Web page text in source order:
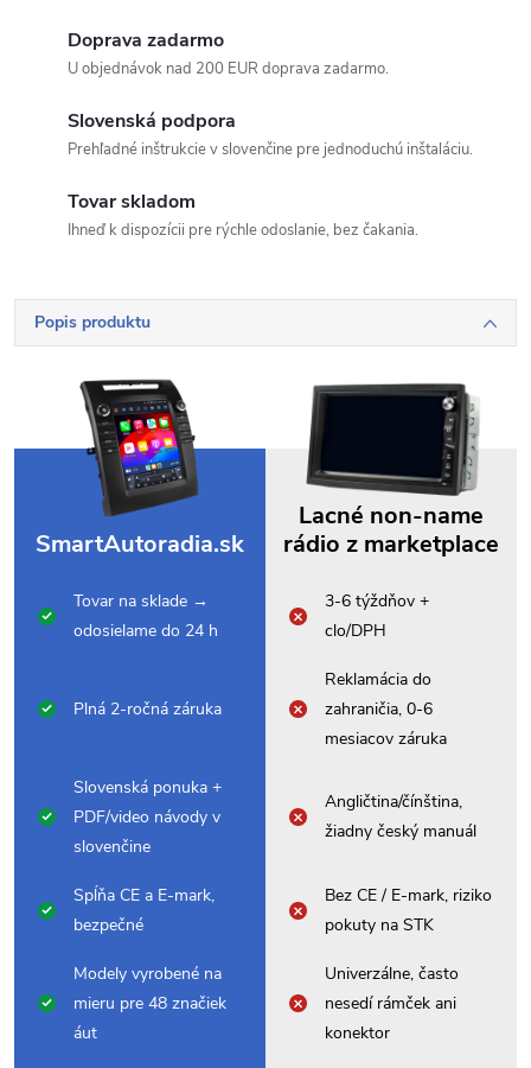
Doprava zadarmo
U objednávok nad 200 EUR doprava zadarmo.
Slovenská podpora
Prehľadné inštrukcie v slovenčine pre jednoduchú inštaláciu.
Tovar skladom
Ihneď k dispozícii pre rýchle odoslanie, bez čakania.
Popis produktu
SmartAutoradia.sk
Lacné non-name
rádio z marketplace
Tovar na sklade →
odosielame do 24 h
3-6 týždňov +
clo/DPH
Plná 2-ročná záruka
Reklamácia do
zahraničia, 0-6
mesiacov záruka
Slovenská ponuka +
PDF/video návody v
slovenčine
Angličtina/čínština,
žiadny český manuál
Spĺňa CE a E-mark,
bezpečné
Bez CE / E-mark, riziko
pokuty na STK
Modely vyrobené na
mieru pre 48 značiek
áut
Univerzálne, často
nesedí rámček ani
konektor